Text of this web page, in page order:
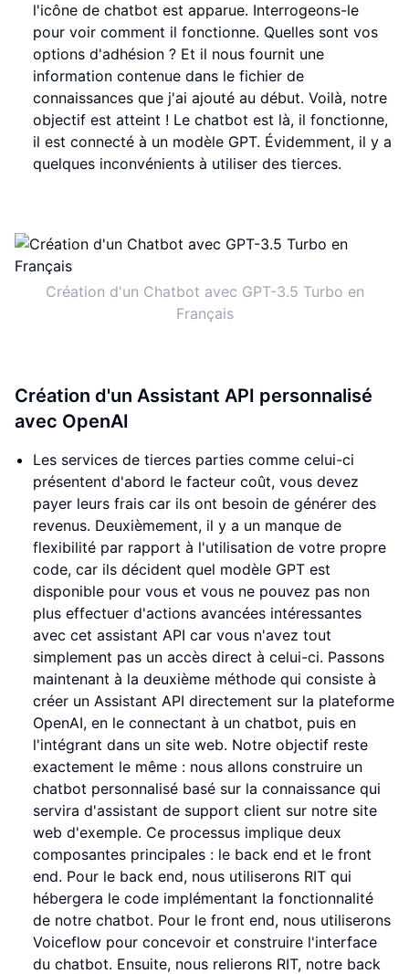
l'icône de chatbot est apparue. Interrogeons-le
pour voir comment il fonctionne. Quelles sont vos
options d'adhésion ? Et il nous fournit une
information contenue dans le fichier de
connaissances que j'ai ajouté au début. Voilà, notre
objectif est atteint ! Le chatbot est là, il fonctionne,
il est connecté à un modèle GPT. Évidemment, il y a
quelques inconvénients à utiliser des tierces.
Création d'un Chatbot avec GPT-3.5 Turbo en
Français
Création d'un Assistant API personnalisé
avec OpenAI
Les services de tierces parties comme celui-ci
présentent d'abord le facteur coût, vous devez
payer leurs frais car ils ont besoin de générer des
revenus. Deuxièmement, il y a un manque de
flexibilité par rapport à l'utilisation de votre propre
code, car ils décident quel modèle GPT est
disponible pour vous et vous ne pouvez pas non
plus effectuer d'actions avancées intéressantes
avec cet assistant API car vous n'avez tout
simplement pas un accès direct à celui-ci. Passons
maintenant à la deuxième méthode qui consiste à
créer un Assistant API directement sur la plateforme
OpenAI, en le connectant à un chatbot, puis en
l'intégrant dans un site web. Notre objectif reste
exactement le même : nous allons construire un
chatbot personnalisé basé sur la connaissance qui
servira d'assistant de support client sur notre site
web d'exemple. Ce processus implique deux
composantes principales : le back end et le front
end. Pour le back end, nous utiliserons RIT qui
hébergera le code implémentant la fonctionnalité
de notre chatbot. Pour le front end, nous utiliserons
Voiceflow pour concevoir et construire l'interface
du chatbot. Ensuite, nous relierons RIT, notre back